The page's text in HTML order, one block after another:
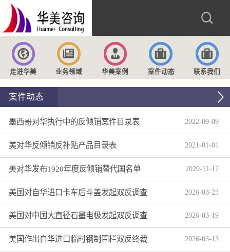
走进华美 业务领域 华美案例 案件动态 联系我们
案件动态
墨西哥对华执行中的反倾销案件目录表 2022-09-09
美对华反倾销反补贴产品目录表 2021 -01 -01
美对华发布1920年度反倾销替代国名单 2020-11 -17
美国对自华进口卡车后斗盖发起双反调查 2026-03-23
美国对中国大直径石墨电极发起双反调查 2026-03-19
美国作出自华进口临时钢制围栏双反终裁 2026-03-13